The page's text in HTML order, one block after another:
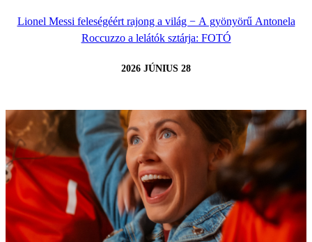
Lionel Messi feleségéért rajong a világ − A gyönyörű Antonela
Roccuzzo a lelátók sztárja: FOTÓ
2026 JÚNIUS 28